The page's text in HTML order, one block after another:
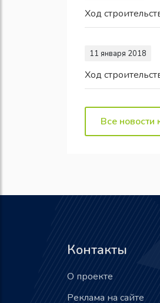
Ход
11 января 2018
Ход
Все новости
Контакты
О проекте
Реклама на сайте